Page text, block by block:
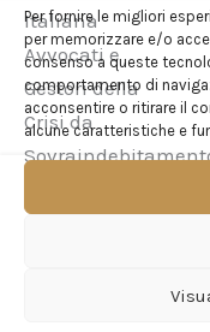
Per fornire le migliori
per memorizzare e/o
consenso a queste
comportamento di
acconsentire o ritirare il
alcune caratteristiche e
oppure utilizzando